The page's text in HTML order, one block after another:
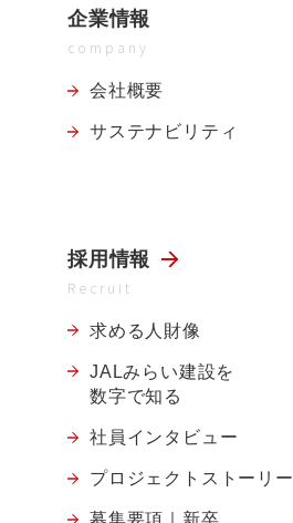
企業情報
company
会社概要
サステナビリティ
採用情報
Recruit
求める人財像
JALみらい建設を
数字で知る
社員インタビュー
プロジェクトストーリー
募集要項｜新卒